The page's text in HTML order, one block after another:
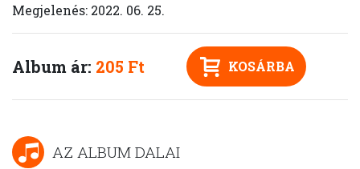
Megjelenés: 2022. 06. 25.
Album ár: 205 Ft KOSÁRBA
AZ ALBUM DALAI